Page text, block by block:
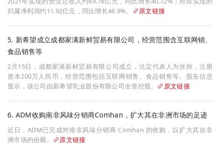
归属净利润约11.92亿元，同比增长46.9%。
原文链接
5. 新希望成立成都家满新鲜贸易有限公司，经营范围含互联网销、
食品销售等
2月15日，成都家满新鲜贸易有限公司成立，法定代表人为张帅，注册
资本200万人民币，经营范围包括互联网销售、食品销售等。股东信息
显示，该公司由新希望乳业股份有限公司全资控股。
原文链接
6. ADM收购南非风味分销商Comhan，扩大其在非洲市场的足迹
近日，ADM已完成对南非风味分销商 Comhan 的收购，以扩大其在非
洲市场的份额。
原文链接